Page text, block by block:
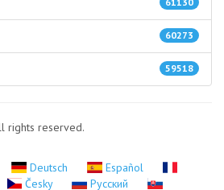
60273
59518
rights reserved.
Deutsch
Español
Česky Русский